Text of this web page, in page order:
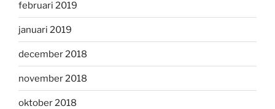
februari 2019
januari 2019
december 2018
november 2018
oktober 2018